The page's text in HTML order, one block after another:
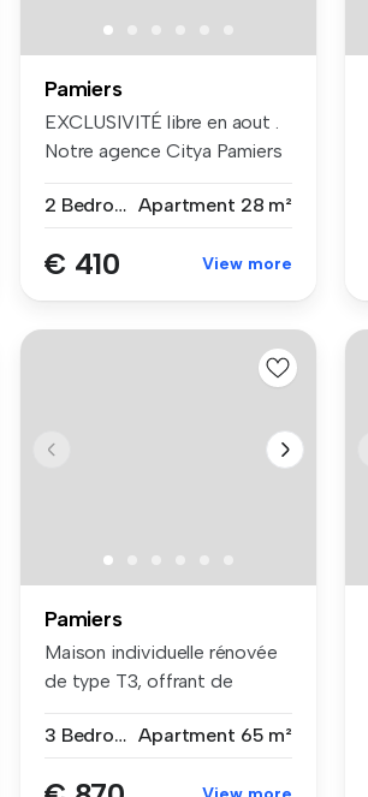
Pamiers
EXCLUSIVITÉ libre en aout .
Notre agence Citya Pamiers
2 Bedrooms Apartment 28 m²
€ 410 View more
Pamiers
Maison individuelle rénovée
de type T3, offrant de
3 Bedrooms Apartment 65 m²